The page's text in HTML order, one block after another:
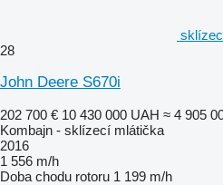
28
John Deere S670i
202 700 € 10 430 000 UAH ≈ 4 905
Kombajn - sklízecí mlátička
2016
1 556 m/h
Doba chodu rotoru 1 199 m/h